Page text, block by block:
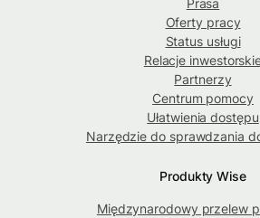
Oferty pracy
Status usługi
Relacje
Partnerzy
Centrum pomocy
Ułatwienia dostępu
Narzędzie do sprawdzania
Produkty Wise
Międzynarodowy przelew